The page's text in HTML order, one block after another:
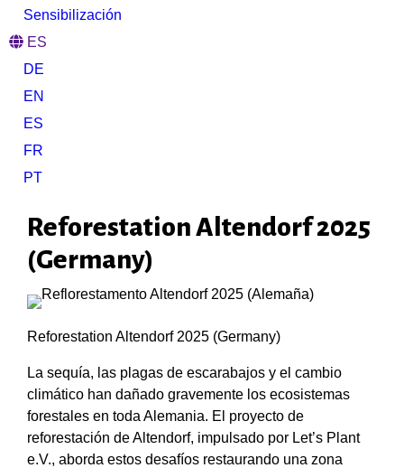
Sensibilización
ES
DE
EN
ES
FR
PT
Reforestation Altendorf 2025
(Germany)
Reforestation Altendorf 2025 (Germany)
La sequía, las plagas de escarabajos y el cambio
climático han dañado gravemente los ecosistemas
forestales en toda Alemania. El proyecto de
reforestación de Altendorf, impulsado por Let’s Plant
e.V., aborda estos desafíos restaurando una zona